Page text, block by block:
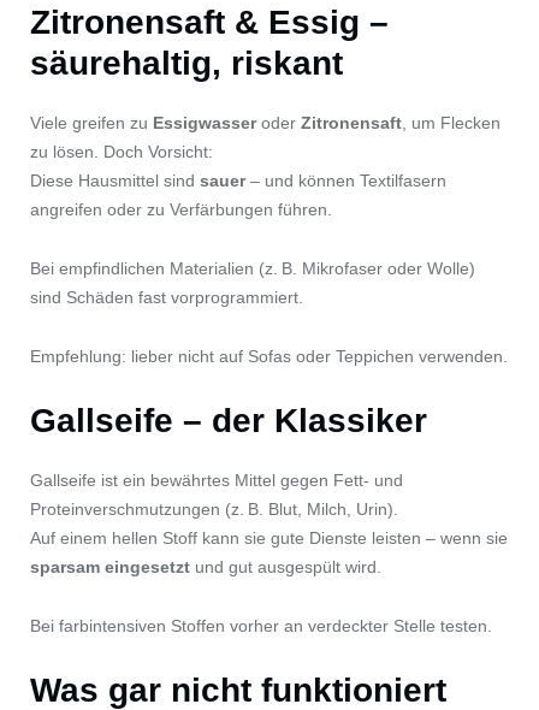
Zitronensaft & Essig –
säurehaltig, riskant
Viele greifen zu Essigwasseroder Zitronensaft , um Flecken
zu lösen. Doch Vorsicht:
Diese Hausmittel sind sauer– und können Textilfasern
angreifen oder zu Verfärbungen führen.
Bei empfindlichen Materialien (z. B. Mikrofaser oder Wolle)
sind Schäden fast vorprogrammiert.
Empfehlung: lieber nicht auf Sofas oder Teppichen verwenden.
Gallseife – der Klassiker
Gallseife ist ein bewährtes Mittel gegen Fett- und
Proteinverschmutzungen (z. B. Blut, Milch, Urin).
Auf einem hellen Stoff kann sie gute Dienste leisten – wenn sie
sparsam eingesetzt und gut ausgespült wird.
Bei farbintensiven Stoffen vorher an verdeckter Stelle testen.
Was gar nicht funktioniert